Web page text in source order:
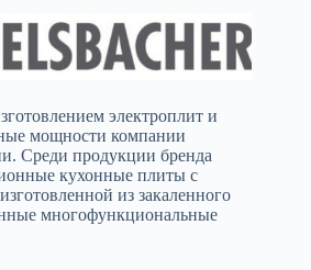
электроплит и
мощности компании
Среди продукции бренда
кухонные плиты с
из закаленного
многофункциональные